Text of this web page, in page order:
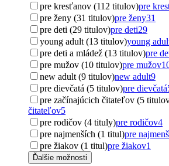
pre kresťanov (112 titulov)pre
pre ženy (31 titulov)pre ženy31
pre deti (29 titulov)pre deti29
young adult (13 titulov)young
pre deti a mládež (13 titulov)pre
pre mužov (10 titulov)pre mužov
new adult (9 titulov)new adult9
pre dievčatá (5 titulov)pre dievčatá
pre začínajúcich čitateľov (5
čitateľov5
pre rodičov (4 tituly)pre rodičov4
pre najmenších (1 titul)pre
pre žiakov (1 titul)pre žiakov1
Ďalšie možnosti